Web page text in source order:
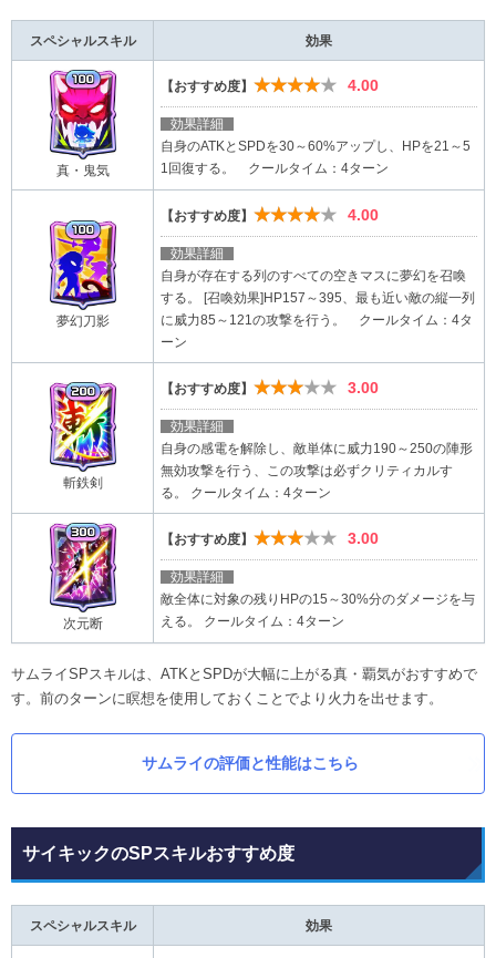
スペシャルスキル 効果
真・鬼気
【おすすめ度】 ★★★★★ 4.00
効果詳細
自身のATKとSPDを30～60%アップし、HPを21～5
1回復する。 クールタイム：4ターン
夢幻刀影
【おすすめ度】 ★★★★★ 4.00
効果詳細
自身が存在する列のすべての空きマスに夢幻を召喚
する。 [召喚効果]HP157～395、最も近い敵の縦一列
に威力85～121の攻撃を行う。 クールタイム：4タ
ーン
斬鉄剣
【おすすめ度】 ★★★★★ 3.00
効果詳細
自身の感電を解除し、敵単体に威力190～250の陣形
無効攻撃を行う、この攻撃は必ずクリティカルす
る。 クールタイム：4ターン
次元断
【おすすめ度】 ★★★★★ 3.00
効果詳細
敵全体に対象の残りHPの15～30%分のダメージを与
える。 クールタイム：4ターン
サムライSPスキルは、ATKとSPDが大幅に上がる真・覇気がおすすめで
す。前のターンに瞑想を使用しておくことでより火力を出せます。
サムライの評価と性能はこちら
サイキックのSPスキルおすすめ度
スペシャルスキル 効果